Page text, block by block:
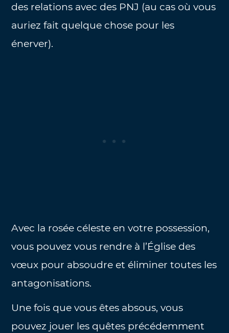
des relations avec des PNJ (au cas où vous
auriez fait quelque chose pour les
énerver).
Avec la rosée céleste en votre possession,
vous pouvez vous rendre à l’Église des
vœux pour absoudre et éliminer toutes les
antagonisations.
Une fois que vous êtes absous, vous
pouvez jouer les quêtes précédemment